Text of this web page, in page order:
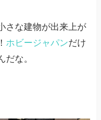
さな建物が出来上が
ホビージャパンだけ
だな。